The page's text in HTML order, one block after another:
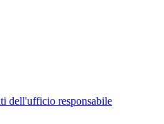
dell'ufficio responsabile